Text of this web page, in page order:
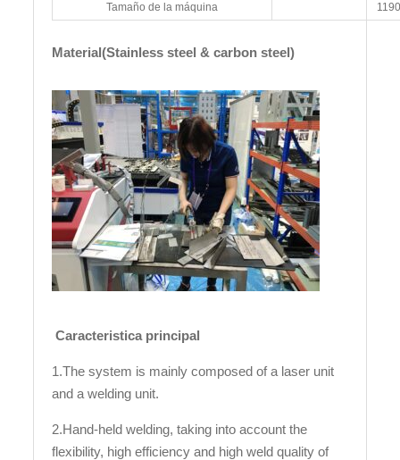
Tamaño de la máquina
Material(Stainless steel & carbon steel)
Caracteristica principal
1.The system is mainly composed of a laser unit
and a welding unit.
2.Hand-held welding, taking into account the
flexibility, high efficiency and high weld quality of